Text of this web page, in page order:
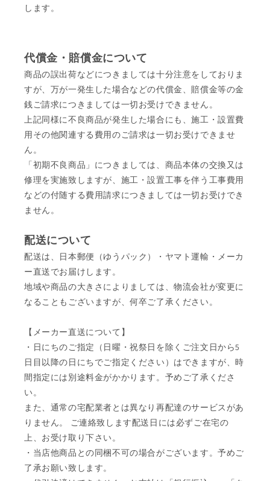
します。
代償金・賠償金について
商品の誤出荷などにつきましては十分注意をしておりま
すが、万が一発生した場合などの代償金、賠償金等の金
銭ご請求につきましては一切お受けできません。
上記同様に不良商品が発生した場合にも、施工・設置費
用その他関連する費用のご請求は一切お受けできませ
ん。
「初期不良商品」につきましては、商品本体の交換又は
修理を実施致しますが、施工・設置工事を伴う工事費用
などの付随する費用請求につきましては一切お受けでき
ません。
配送について
配送は、日本郵便（ゆうパック）・ヤマト運輸・メーカ
ー直送でお届けします。
地域や商品の大きさによりましては、物流会社が変更に
なることもございますが、何卒ご了承ください。
【メーカー直送について】
・日にちのご指定（日曜・祝祭日を除くご注文日から5
日目以降の日にちでご指定ください）はできますが、時
間指定には別途料金がかかります。予めご了承くださ
い。
また、通常の宅配業者とは異なり再配達のサービスがあ
りません。 ご連絡致します配送日には必ずご在宅の
上、お受け取り下さい。
・当店他商品との同梱不可の場合がございます。予めご
了承お願い致します。